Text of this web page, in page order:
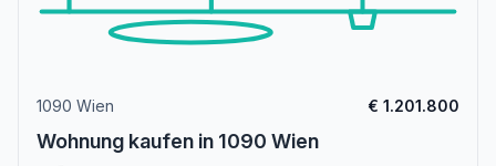
1090 Wien € 1.201.800
Wohnung kaufen in 1090 Wien